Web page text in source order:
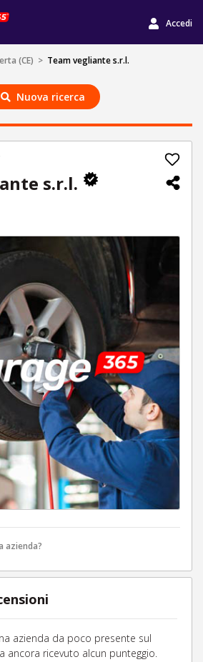
Accedi
(CE) > Team vegliante s.r.l.
Nuova ricerca
s.r.l.
azienda?
azienda da poco presente sul
ancora ricevuto alcun punteggio.